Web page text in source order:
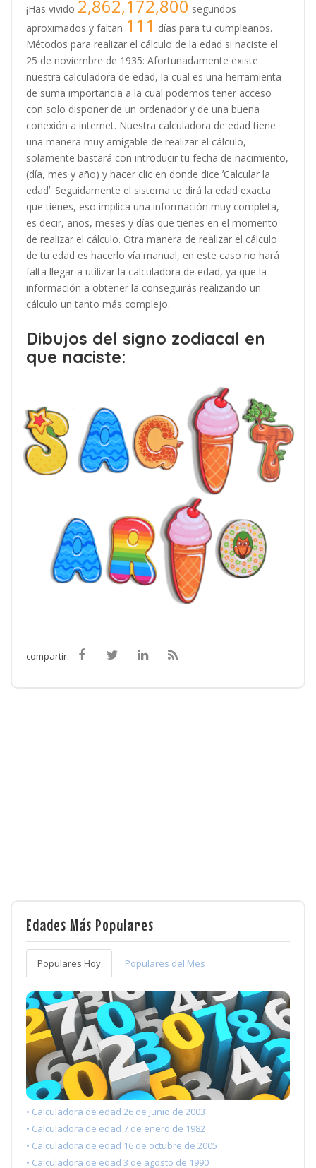
¡Has vivido 2,862,172,800 segundos
aproximados y faltan 111 días para tu cumpleaños.
Métodos para realizar el cálculo de la edad si naciste el
25 de noviembre de 1935: Afortunadamente existe
nuestra calculadora de edad, la cual es una herramienta
de suma importancia a la cual podemos tener acceso
con solo disponer de un ordenador y de una buena
conexión a internet. Nuestra calculadora de edad tiene
una manera muy amigable de realizar el cálculo,
solamente bastará con introducir tu fecha de nacimiento,
(día, mes y año) y hacer clic en donde dice ʼCalcular la
edadʼ. Seguidamente el sistema te dirá la edad exacta
que tienes, eso implica una información muy completa,
es decir, años, meses y días que tienes en el momento
de realizar el cálculo. Otra manera de realizar el cálculo
de tu edad es hacerlo vía manual, en este caso no hará
falta llegar a utilizar la calculadora de edad, ya que la
información a obtener la conseguirás realizando un
cálculo un tanto más complejo.
Dibujos del signo zodiacal en
que naciste:
compartir:
Edades Más Populares
Populares Hoy Populares del Mes
• Calculadora de edad 26 de junio de 2003
• Calculadora de edad 7 de enero de 1982
• Calculadora de edad 16 de octubre de 2005
• Calculadora de edad 3 de agosto de 1990